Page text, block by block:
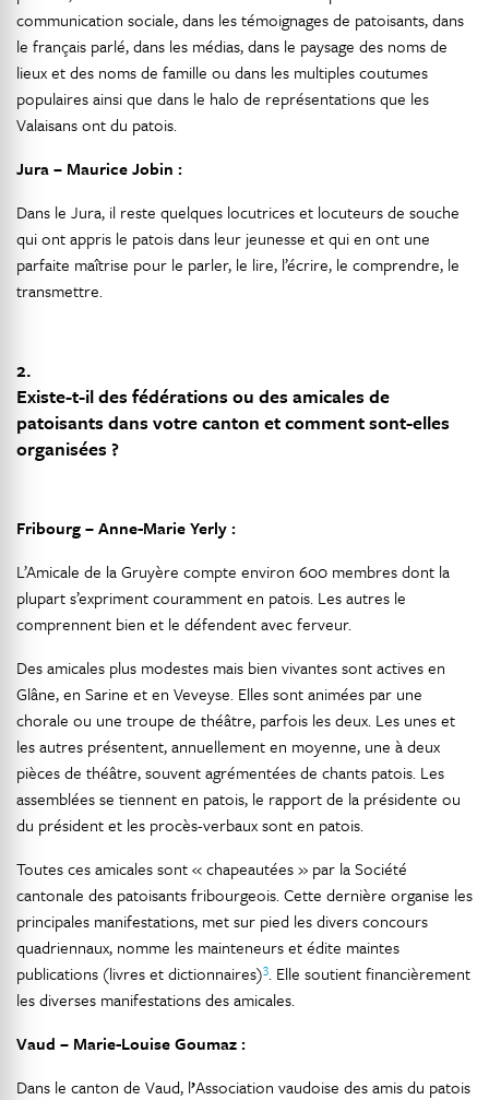
communication sociale, dans les témoignages de patoisants, dans
le français parlé, dans les médias, dans le paysage des noms de
lieux et des noms de famille ou dans les multiples coutumes
populaires ainsi que dans le halo de représentations que les
Valaisans ont du patois.
Jura – Maurice Jobin :
Dans le Jura, il reste quelques locutrices et locuteurs de souche
qui ont appris le patois dans leur jeunesse et qui en ont une
parfaite maîtrise pour le parler, le lire, l’écrire, le comprendre, le
transmettre.
2.
Existe-t-il des fédérations ou des amicales de
patoisants dans votre canton et comment sont-elles
organisées ?
Fribourg – Anne-Marie Yerly :
L’Amicale de la Gruyère compte environ 600 membres dont la
plupart s’expriment couramment en patois. Les autres le
comprennent bien et le défendent avec ferveur.
Des amicales plus modestes mais bien vivantes sont actives en
Glâne, en Sarine et en Veveyse. Elles sont animées par une
chorale ou une troupe de théâtre, parfois les deux. Les unes et
les autres présentent, annuellement en moyenne, une à deux
pièces de théâtre, souvent agrémentées de chants patois. Les
assemblées se tiennent en patois, le rapport de la présidente ou
du président et les procès-verbaux sont en patois.
Toutes ces amicales sont « chapeautées » par la Société
cantonale des patoisants fribourgeois. Cette dernière organise les
principales manifestations, met sur pied les divers concours
quadriennaux, nomme les mainteneurs et édite maintes
publications (livres et dictionnaires)3. Elle soutient financièrement
les diverses manifestations des amicales.
Vaud – Marie-Louise Goumaz :
Dans le canton de Vaud, l’Association vaudoise des amis du patois